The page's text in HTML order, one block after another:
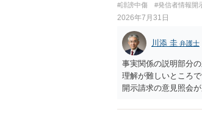
#誹謗中傷 #発信者情報開
2026年7月31日
川添 圭 弁護士
事実関係の説明部分
理解が難しいところ
開示請求の意見照会
可能性があるように